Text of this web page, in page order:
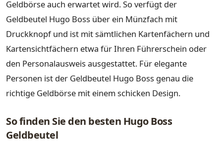
Geldbörse auch erwartet wird. So verfügt der
Geldbeutel Hugo Boss über ein Münzfach mit
Druckknopf und ist mit sämtlichen Kartenfächern und
Kartensichtfächern etwa für Ihren Führerschein oder
den Personalausweis ausgestattet. Für elegante
Personen ist der Geldbeutel Hugo Boss genau die
richtige Geldbörse mit einem schicken Design.
So finden Sie den besten Hugo Boss
Geldbeutel